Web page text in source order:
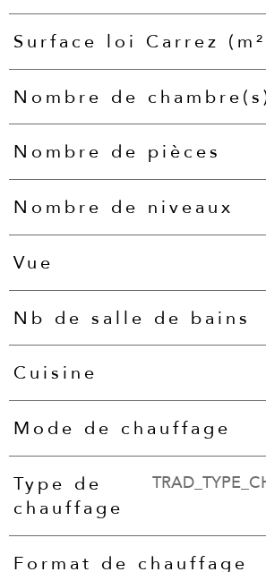
Surface loi Carrez
Nombre de
Nombre de pièces
Nombre de niveaux
Vue
Nb de salle de bains
Cuisine
Mode de chauffage
Type de
chauffage
Format de chauffage